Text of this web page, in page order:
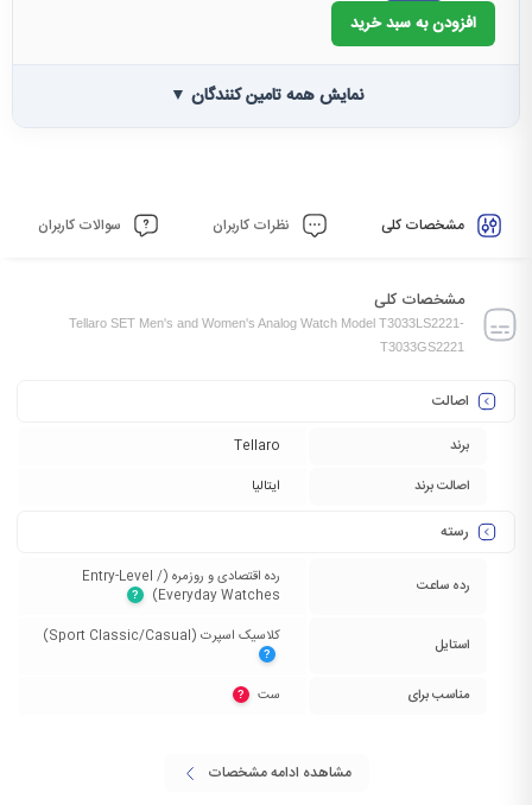
افزودن به سبد خرید
نمایش همه تامین کنندگان ▼
مشخصات کلی نظرات کاربران سوالات کاربران
مشخصات کلی
Tellaro SET Men's and Women's Analog Watch Model T3033LS2221-
T3033GS2221
اصالت
برند
Tellaro
اصالت برند
ایتالیا
رسته
رده ساعت
رده اقتصادی و روزمره (Entry-Level /
Everyday Watches)‏
?
استایل کلاسیک اسپرت (Sport Classic/Casual)‏
?
مناسب برای ست‏ ?
مشاهده ادامه مشخصات